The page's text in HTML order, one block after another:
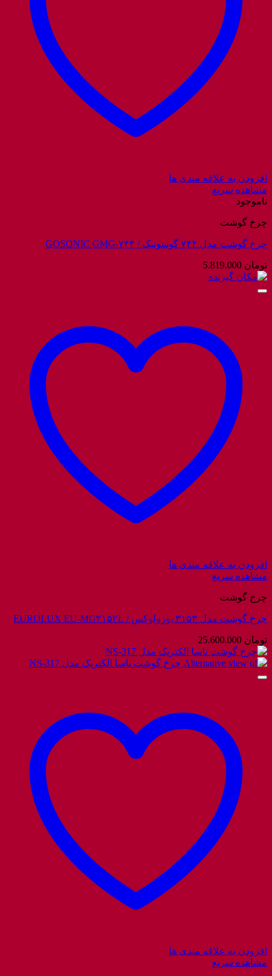
افزودن به علاقه مندی ها
مشاهده سریع
ناموجود
چرخ گوشت
چرخ گوشت مدل ۷۴۴ گوسونیک / GOSONIC GMG-۷۴۴
تومان
افزودن به علاقه مندی ها
مشاهده سریع
چرخ گوشت
چرخ گوشت مدل ۳۱۵۳ یورولوکس / EUROLUX EU-MG۳۱۵۳L
تومان
افزودن به علاقه مندی ها
مشاهده سریع